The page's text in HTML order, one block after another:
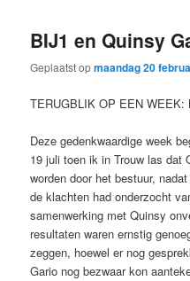
BIJ1 en Quinsy
Geplaatst opmaandag 20
TERUGBLIK OP EEN WEEK:
Deze gedenkwaardige week
19 juli toen ik in Trouw las dat
worden door het bestuur,
de klachten had onderzocht
samenwerking met Quinsy
resultaten waren ernstig
zeggen, hoewel er nog
Gario nog bezwaar kon